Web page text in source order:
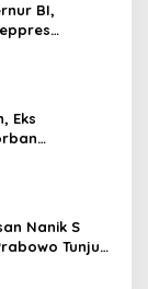
BI,
Eks
Nanik S
Tunjuk